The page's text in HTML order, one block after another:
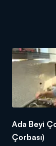
Ada Beyi
Çorbası)